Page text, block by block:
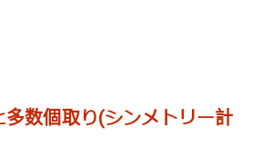
多数個取り(シンメトリー計